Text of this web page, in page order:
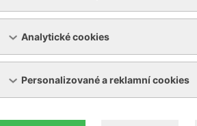
okruhu chladiva
doplnění množství chladiva
knihy chladícího zařízení
Analytické cookies
Personalizované a reklamní cookies